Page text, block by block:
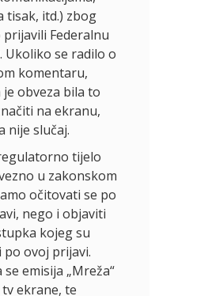
tisak, itd.) zbog
prijavili Federalnu
Ukoliko se radilo o
komentaru,
obveza bila to
na ekranu,
nije slučaj.
tijelo
u zakonskom
očitovati se po
nego i objaviti
kojeg su
ovoj prijavi.
se emisija „Mreža“
ekrane, te